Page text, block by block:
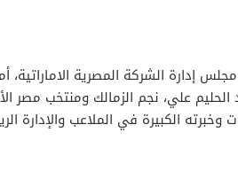
الشركة المصرية الاماراتية،
علي، نجم الزمالك ومنتخب مصر
وخبرته الكبيرة في الملاعب والإدارة